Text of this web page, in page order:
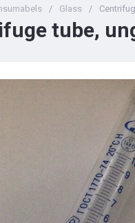
/ Glass /
tube,